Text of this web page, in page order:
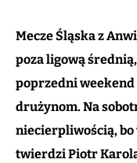
Mecze Śląska z
poza ligową
poprzedni weekend
drużynom. Na
niecierpliwością, bo
twierdzi Piotr